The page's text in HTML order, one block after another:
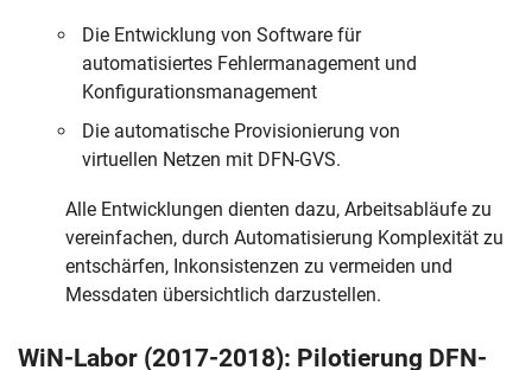
Die Entwicklung von Software für
automatisiertes Fehlermanagement und
Konfigurationsmanagement
Die automatische Provisionierung von
virtuellen Netzen mit DFN-GVS.
Alle Entwicklungen dienten dazu, Arbeitsabläufe zu
vereinfachen, durch Automatisierung Komplexität zu
entschärfen, Inkonsistenzen zu vermeiden und
Messdaten übersichtlich darzustellen.
WiN-Labor (2017-2018): Pilotierung DFN-